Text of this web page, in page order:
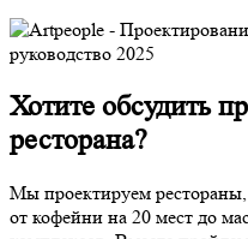
Хотите обсудить
ресторана?
Мы проектируем
от кофейни на 20 мест до